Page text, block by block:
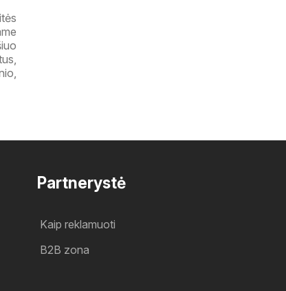
Partnerystė
Kaip reklamuoti
B2B zona